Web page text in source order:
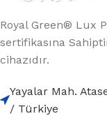
Royal Green® Lux
sertifikasına
cihazıdır.
Yayalar Mah.
/ Türkiye